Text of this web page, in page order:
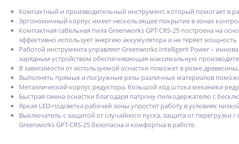
Компактный и производительный инструмент, который помогает в
Эргономичный корпус имеет нескользящее покрытие в зонах
Компактная сабельная пила Greenworks GPT-CRS-25 построена на
эффективно использует энергию аккумулятора и не теряет мощность
Работой инструмента управляет Greenworks Intelligent Power –
зарядным устройством обеспечивающая максимальную
В зависимости от используемой оснастки поможет в резке
Выполнять прямые и погружные резы различных материалов
Металлический корпус редуктора, большой ход штока механики
Быстрая смена оснастки благодаря патрону-пилкодержателю с
Яркая LED-подсветка рабочей зоны упростит работу в условиях
Выключатель с защитой от случайного пуска, защита от перегрузки
Greenworks GPT-CRS-25 безопасна и комфортна в работе.